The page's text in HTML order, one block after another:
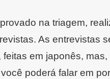
na triagem,
As entrevistas
feitas em japonês, mas,
poderá falar em